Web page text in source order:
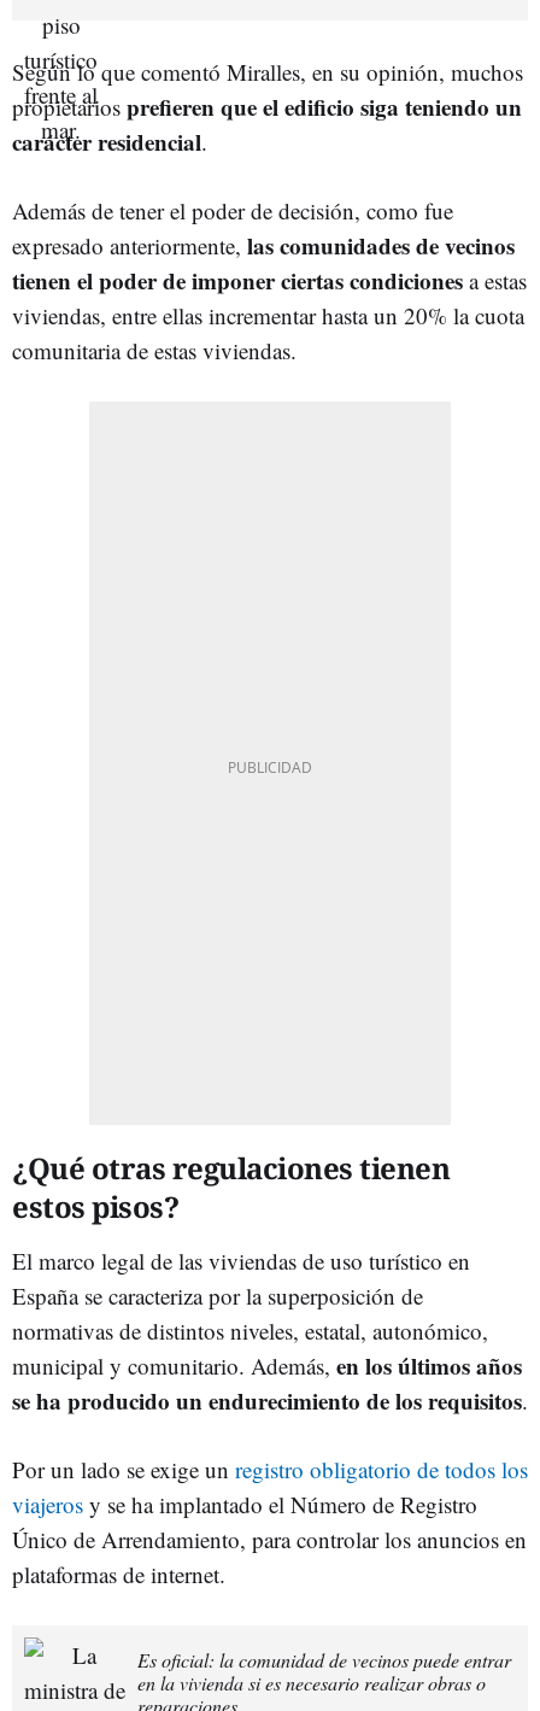
Según lo que comentó Miralles, en su opinión, muchos
propietarios prefieren que el edificio siga teniendo un
carácter residencial.
Además de tener el poder de decisión, como fue
expresado anteriormente, las comunidades de vecinos
tienen el poder de imponer ciertas condiciones a estas
viviendas, entre ellas incrementar hasta un 20% la cuota
comunitaria de estas viviendas.
¿Qué otras regulaciones tienen
estos pisos?
El marco legal de las viviendas de uso turístico en
España se caracteriza por la superposición de
normativas de distintos niveles, estatal, autonómico,
municipal y comunitario. Además, en los últimos años
se ha producido un endurecimiento de los requisitos.
Por un lado se exige un registro obligatorio de todos los
viajeros y se ha implantado el Número de Registro
Único de Arrendamiento, para controlar los anuncios en
plataformas de internet.
Es oficial: la comunidad de vecinos puede entrar
en la vivienda si es necesario realizar obras o
reparaciones